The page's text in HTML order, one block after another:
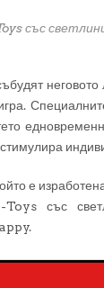
със
неговото
е
Toys със